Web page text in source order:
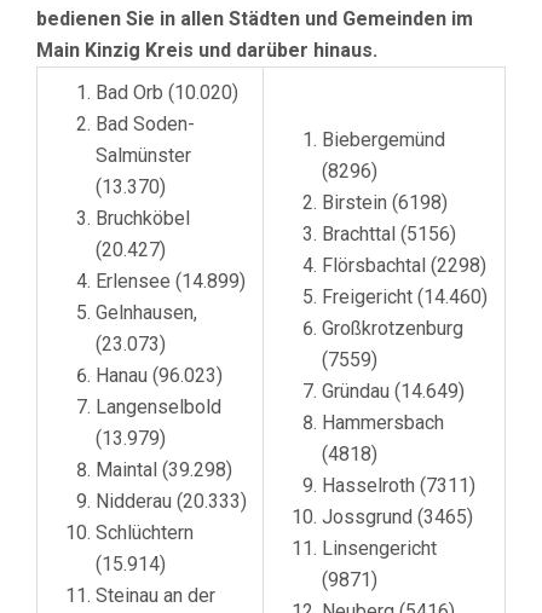
bedienen Sie in allen Städten und Gemeinden im
Main Kinzig Kreis und darüber hinaus.
Bad Orb (10.020)
Bad Soden-
Salmünster
(13.370)
Bruchköbel
(20.427)
Erlensee (14.899)
Gelnhausen,
(23.073)
Hanau (96.023)
Langenselbold
(13.979)
Maintal (39.298)
Nidderau (20.333)
Schlüchtern
(15.914)
Steinau an der
Biebergemünd
(8296)
Birstein (6198)
Brachttal (5156)
Flörsbachtal (2298)
Freigericht (14.460)
Großkrotzenburg
(7559)
Gründau (14.649)
Hammersbach
(4818)
Hasselroth (7311)
Jossgrund (3465)
Linsengericht
(9871)